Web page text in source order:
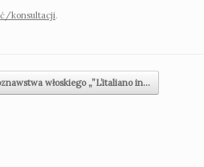
konsultacji.
włoskiego „”L’italiano in…